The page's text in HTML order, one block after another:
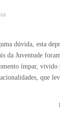
dúvida, esta
da Juventude
ímpar,
que